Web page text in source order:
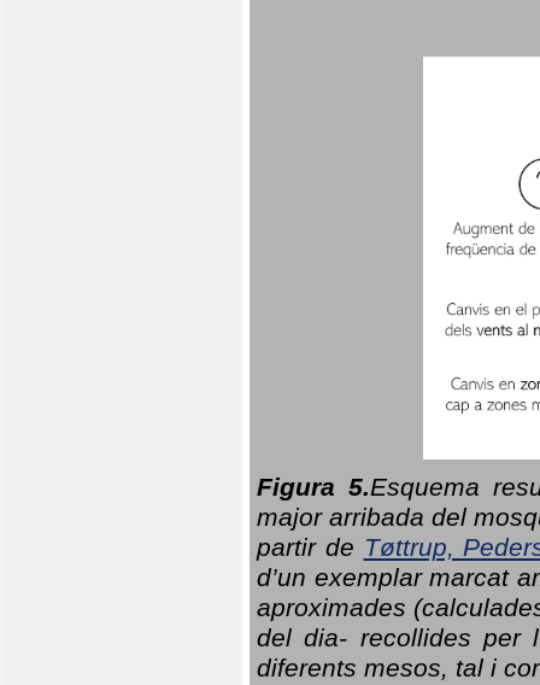
Figura 5.Esquema
major arribada del
partir de Tøttrup,
d’un exemplar marcat
aproximades
del dia- recollides per
diferents mesos, tal i